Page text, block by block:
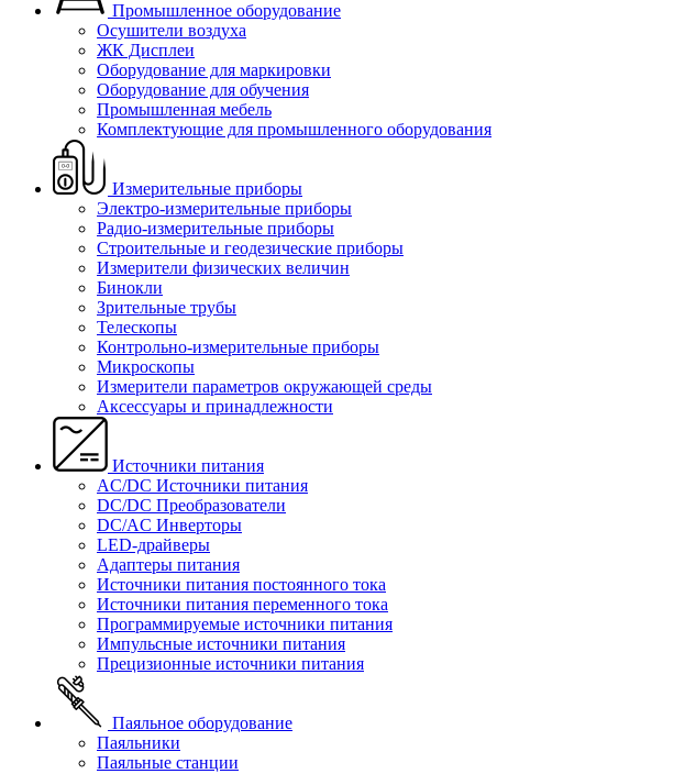
Промышленное оборудование
Осушители воздуха
ЖК Дисплеи
Оборудование для маркировки
Оборудование для обучения
Промышленная мебель
Комплектующие для промышленного оборудования
Измерительные приборы
Электро-измерительные приборы
Радио-измерительные приборы
Строительные и геодезические приборы
Измерители физических величин
Бинокли
Зрительные трубы
Телескопы
Контрольно-измерительные приборы
Микроскопы
Измерители параметров окружающей среды
Аксессуары и принадлежности
Источники питания
AC/DC Источники питания
DC/DC Преобразователи
DC/AC Инверторы
LED-драйверы
Адаптеры питания
Источники питания постоянного тока
Источники питания переменного тока
Программируемые источники питания
Импульсные источники питания
Прецизионные источники питания
Паяльное оборудование
Паяльники
Паяльные станции